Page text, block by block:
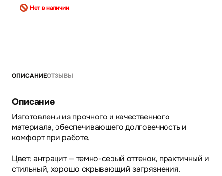
Нет в наличии
ОПИСАНИЕОТЗЫВЫ
Описание
Изготовлены из прочного и качественного
материала, обеспечивающего долговечность и
комфорт при работе.
Цвет: антрацит — темно-серый оттенок, практичный и
стильный, хорошо скрывающий загрязнения.